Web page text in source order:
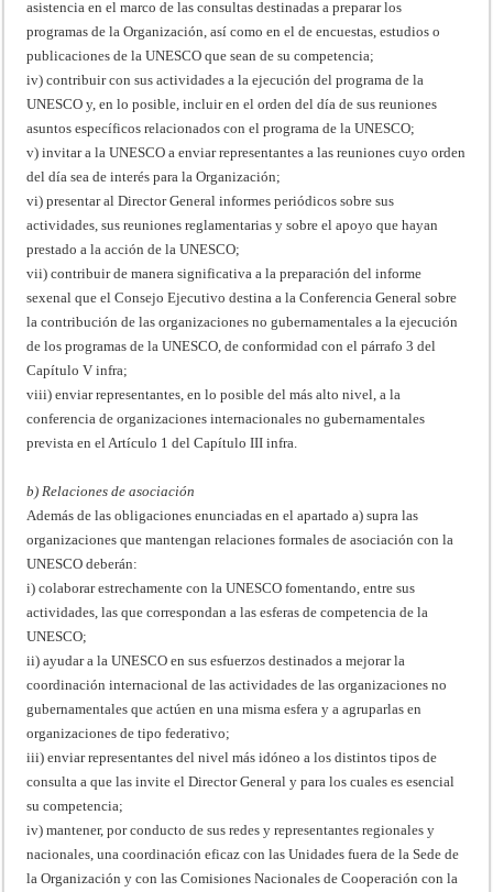
asistencia en el marco de las consultas destinadas a preparar los
programas de la Organización, así como en el de encuestas, estudios o
publicaciones de la UNESCO que sean de su competencia;
iv) contribuir con sus actividades a la ejecución del programa de la
UNESCO y, en lo posible, incluir en el orden del día de sus reuniones
asuntos específicos relacionados con el programa de la UNESCO;
v) invitar a la UNESCO a enviar representantes a las reuniones cuyo orden
del día sea de interés para la Organización;
vi) presentar al Director General informes periódicos sobre sus
actividades, sus reuniones reglamentarias y sobre el apoyo que hayan
prestado a la acción de la UNESCO;
vii) contribuir de manera significativa a la preparación del informe
sexenal que el Consejo Ejecutivo destina a la Conferencia General sobre
la contribución de las organizaciones no gubernamentales a la ejecución
de los programas de la UNESCO, de conformidad con el párrafo 3 del
Capítulo V infra;
viii) enviar representantes, en lo posible del más alto nivel, a la
conferencia de organizaciones internacionales no gubernamentales
prevista en el Artículo 1 del Capítulo III infra.
b) Relaciones de asociación
Además de las obligaciones enunciadas en el apartado a) supra las
organizaciones que mantengan relaciones formales de asociación con la
UNESCO deberán:
i) colaborar estrechamente con la UNESCO fomentando, entre sus
actividades, las que correspondan a las esferas de competencia de la
UNESCO;
ii) ayudar a la UNESCO en sus esfuerzos destinados a mejorar la
coordinación internacional de las actividades de las organizaciones no
gubernamentales que actúen en una misma esfera y a agruparlas en
organizaciones de tipo federativo;
iii) enviar representantes del nivel más idóneo a los distintos tipos de
consulta a que las invite el Director General y para los cuales es esencial
su competencia;
iv) mantener, por conducto de sus redes y representantes regionales y
nacionales, una coordinación eficaz con las Unidades fuera de la Sede de
la Organización y con las Comisiones Nacionales de Cooperación con la